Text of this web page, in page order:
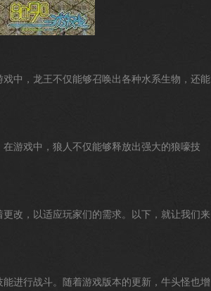
中，龙王不仅能够召唤出各种水系生物，还能
游戏中，狼人不仅能够释放出强大的狼嚎技
改，以适应玩家们的需求。以下，就让我们来
进行战斗。随着游戏版本的更新，牛头怪也增